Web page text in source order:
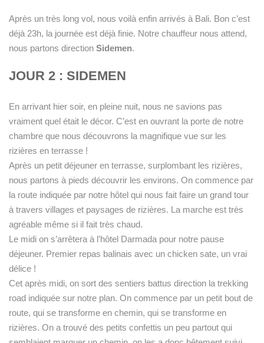
Après un très long vol, nous voilà enfin arrivés à Bali. Bon c’est
déjà 23h, la journée est déjà finie. Notre chauffeur nous attend,
nous partons direction Sidemen.
JOUR 2 : SIDEMEN
En arrivant hier soir, en pleine nuit, nous ne savions pas
vraiment quel était le décor. C’est en ouvrant la porte de notre
chambre que nous découvrons la magnifique vue sur les
rizières en terrasse !
Après un petit déjeuner en terrasse, surplombant les rizières,
nous partons à pieds découvrir les environs. On commence par
la route indiquée par notre hôtel qui nous fait faire un grand tour
à travers villages et paysages de rizières. La marche est très
agréable même si il fait très chaud.
Le midi on s’arrêtera à l’hôtel Darmada pour notre pause
déjeuner. Premier repas balinais avec un chicken sate, un vrai
délice !
Cet après midi, on sort des sentiers battus direction la trekking
road indiquée sur notre plan. On commence par un petit bout de
route, qui se transforme en chemin, qui se transforme en
rizières. On a trouvé des petits confettis un peu partout qui